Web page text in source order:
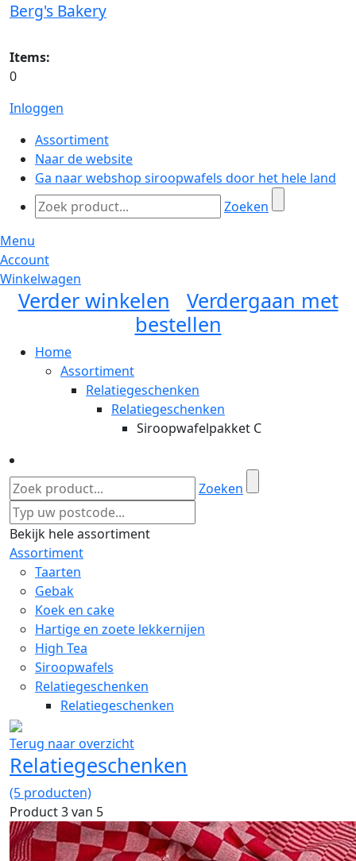
Berg's Bakery
Items:
0
Inloggen
Assortiment
Naar de website
Ga naar webshop siroopwafels door het hele land
Zoeken
Menu
Account
Winkelwagen
Verder winkelen
Verdergaan met
bestellen
Home
Assortiment
Relatiegeschenken
Relatiegeschenken
Siroopwafelpakket C
Zoeken
Bekijk hele assortiment
Assortiment
Taarten
Gebak
Koek en cake
Hartige en zoete lekkernijen
High Tea
Siroopwafels
Relatiegeschenken
Relatiegeschenken
Terug naar overzicht
Relatiegeschenken
(5 producten)
Product 3 van 5